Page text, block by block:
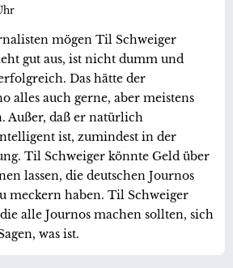
mögen Til Schweiger
gut aus, ist nicht dumm und
Das hätte der
alles auch gerne, aber meistens
Außer, daß er natürlich
ist, zumindest in der
Til Schweiger könnte Geld über
lassen, die deutschen Journos
meckern haben. Til Schweiger
alle Journos machen sollten, sich
was ist.